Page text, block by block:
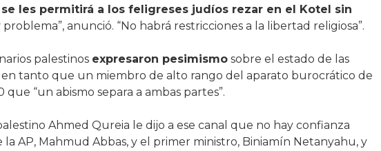
se les permitirá a los feligreses judíos rezar en el Kotel sin
problema”, anunció. “No habrá restricciones a la libertad religiosa”.
palestinos expresaron pesimismosobre el estado de las
en tanto que un miembro de alto rango del aparato burocrático de
que “un abismo separa a ambas partes”.
Ahmed Qureia le dijo a ese canal que no hay confianza
AP, Mahmud Abbas, y el primer ministro, Biniamín Netanyahu, y